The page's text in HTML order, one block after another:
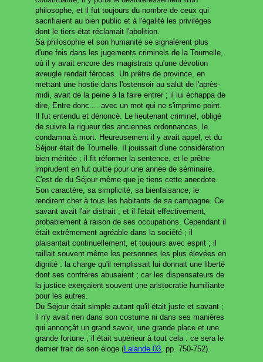
philosophe, et il fut toujours du nombre de ceux qui
sacrifiaient au bien public et à l'égalité les privilèges
dont le tiers-état réclamait l'abolition.
Sa philosophie et son humanité se signalèrent plus
d'une fois dans les jugements criminels de la Tournelle,
où il y avait encore des magistrats qu'une dévotion
aveugle rendait féroces. Un prêtre de province, en
mettant une hostie dans l'ostensoir au salut de l'après-
midi, avait de la peine à la faire entrer ; il lui échappa de
dire, Entre donc.... avec un mot qui ne s'imprime point.
Il fut entendu et dénoncé. Le lieutenant criminel, obligé
de suivre la rigueur des anciennes ordonnances, le
condamna à mort. Heureusement il y avait appel, et du
Séjour était de Tournelle. Il jouissait d'une considération
bien méritée ; il fit réformer la sentence, et le prêtre
imprudent en fut quitte pour une année de séminaire.
C'est de du Séjour même que je tiens cette anecdote.
Son caractère, sa simplicité, sa bienfaisance, le
rendirent cher à tous les habitants de sa campagne. Ce
savant avait l'air distrait ; et il l'était effectivement,
probablement à raison de ses occupations. Cependant il
était extrêmement agréable dans la société ; il
plaisantait continuellement, et toujours avec esprit ; il
raillait souvent même les personnes les plus élevées en
dignité : la charge qu'il remplissait lui donnait une liberté
dont ses confrères abusaient ; car les dispensateurs de
la justice exerçaient souvent une aristocratie humiliante
pour les autres.
Du Séjour était simple autant qu'il était juste et savant ;
il n'y avait rien dans son costume ni dans ses manières
qui annonçât un grand savoir, une grande place et une
grande fortune ; il était supérieur à tout cela : ce sera le
dernier trait de son éloge ( Lalande 03 , pp. 750-752).